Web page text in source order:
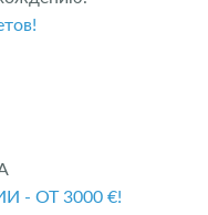
- ОТ 3000 €!